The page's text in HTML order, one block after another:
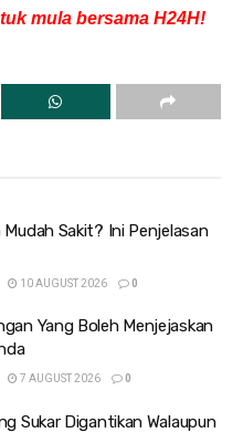
mula bersama H24H!
Mudah Sakit? Ini Penjelasan
10 AUGUST 2026 0
Yang Boleh Menjejaskan
7 AUGUST 2026 0
Sukar Digantikan Walaupun